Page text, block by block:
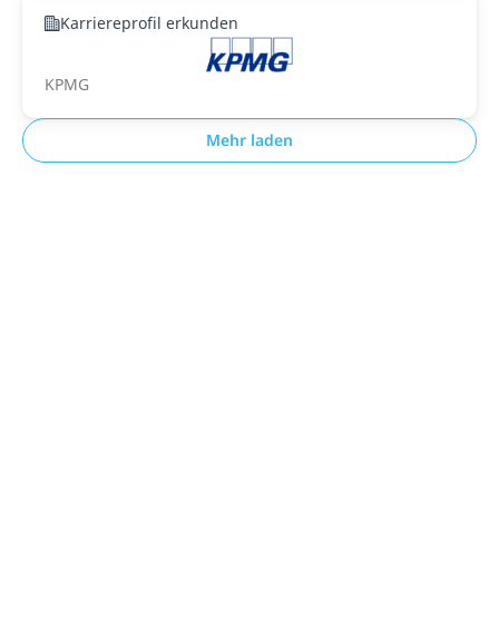
Karriereprofil erkunden
KPMG
Mehr laden